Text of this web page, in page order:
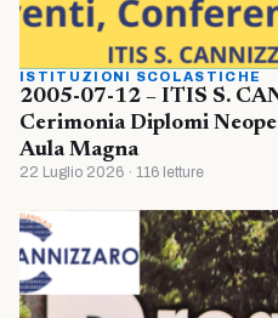
ISTITUZIONI SCOLASTICHE
2005-07-12 – ITIS S.
Cerimonia Diplomi
Aula Magna
22 Luglio 2026 · 116 letture